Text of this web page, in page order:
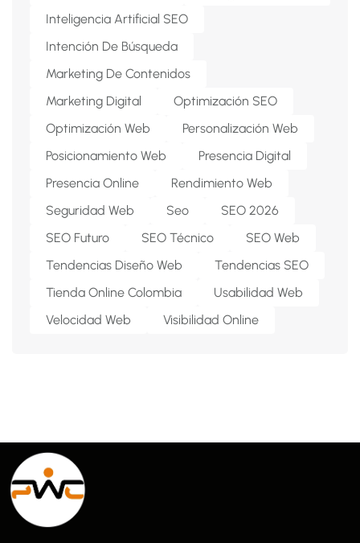
Inteligencia Artificial SEO
Intención De Búsqueda
Marketing De Contenidos
Marketing Digital
Optimización SEO
Optimización Web
Personalización Web
Posicionamiento Web
Presencia Digital
Presencia Online
Rendimiento Web
Seguridad Web
Seo
SEO 2026
SEO Futuro
SEO Técnico
SEO Web
Tendencias Diseño Web
Tendencias SEO
Tienda Online Colombia
Usabilidad Web
Velocidad Web
Visibilidad Online